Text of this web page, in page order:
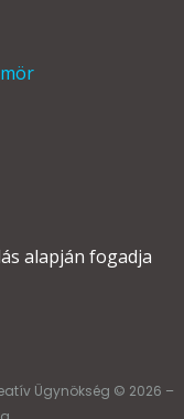
alapján fogadja
Ügynökség © 2026 –